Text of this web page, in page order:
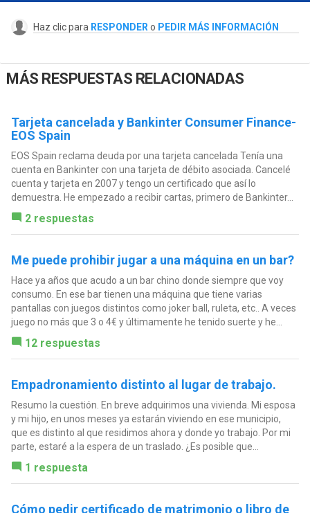
Haz clic para RESPONDER o PEDIR MÁS INFORMACIÓN
MÁS RESPUESTAS RELACIONADAS
Tarjeta cancelada y Bankinter Consumer Finance-
EOS Spain
EOS Spain reclama deuda por una tarjeta cancelada Tenía una
cuenta en Bankinter con una tarjeta de débito asociada. Cancelé
cuenta y tarjeta en 2007 y tengo un certificado que así lo
demuestra. He empezado a recibir cartas, primero de Bankinter...
2 respuestas
Me puede prohibir jugar a una máquina en un bar?
Hace ya años que acudo a un bar chino donde siempre que voy
consumo. En ese bar tienen una máquina que tiene varias
pantallas con juegos distintos como joker ball, ruleta, etc.. A veces
juego no más que 3 o 4€ y últimamente he tenido suerte y he...
12 respuestas
Empadronamiento distinto al lugar de trabajo.
Resumo la cuestión. En breve adquirimos una vivienda. Mi esposa
y mi hijo, en unos meses ya estarán viviendo en ese municipio,
que es distinto al que residimos ahora y donde yo trabajo. Por mi
parte, estaré a la espera de un traslado. ¿Es posible que...
1 respuesta
Cómo pedir certificado de matrimonio o libro de